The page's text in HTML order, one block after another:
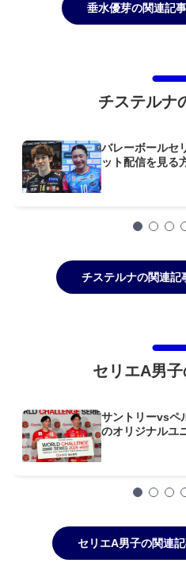
垂水優芽の関連記
チステルナ
バレーボールセ
ット配信を見る
チステルナの関連記
セリエA男
サントリーvsペ
のオリジナルユ
セリエA男子の関連